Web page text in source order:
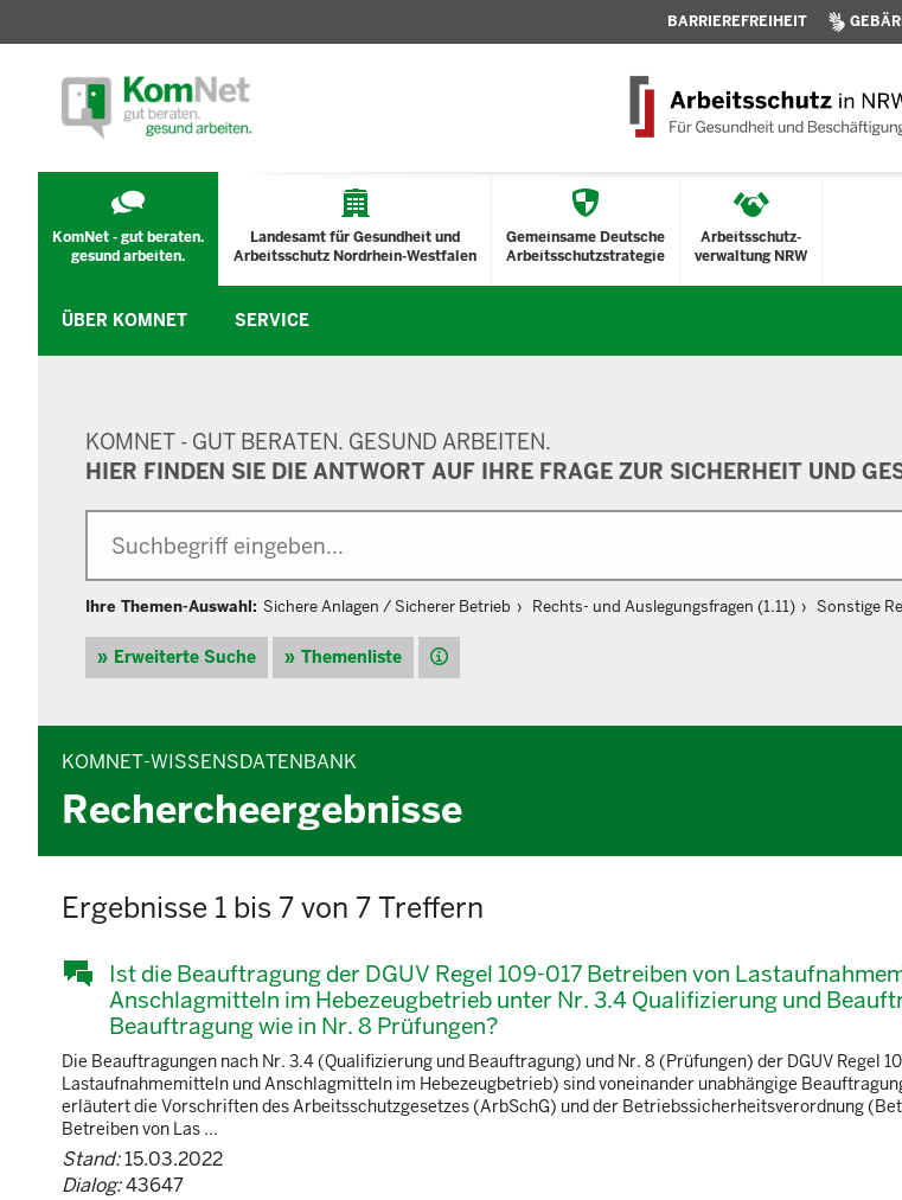
BARRIEREFREIHEIT
KomNet - gut beraten.
gesund arbeiten.
Landesamt für Gesundheit und
Arbeitsschutz Nordrhein-Westfalen
Gemeinsame Deutsche
Arbeitsschutzstrategie
Arbeitsschutz-
verwaltung NRW
ÜBER KOMNET SERVICE
KOMNET - GUT BERATEN. GESUND ARBEITEN.
HIER FINDEN SIE DIE ANTWORT AUF IHRE FRAGE ZUR SICHERHEIT UND
Ihre Themen-Auswahl: Sichere Anlagen / Sicherer Betrieb Rechts- und Auslegungsfragen (1.11) Sonstige
Erweiterte Suche Themenliste Hilfe
KOMNET-WISSENSDATENBANK
Rechercheergebnisse
Ergebnisse 1 bis 7 von 7 Treffern
Ist die Beauftragung der DGUV Regel 109-017 Betreiben von
Anschlagmitteln im Hebezeugbetrieb unter Nr. 3.4 Qualifizierung und
Beauftragung wie in Nr. 8 Prüfungen?
Die Beauftragungen nach Nr. 3.4 (Qualifizierung und Beauftragung) und Nr. 8 (Prüfungen) der DGUV Regel
Lastaufnahmemitteln und Anschlagmitteln im Hebezeugbetrieb) sind voneinander unabhängige
erläutert die Vorschriften des Arbeitsschutzgesetzes (ArbSchG) und der Betriebssicherheitsverordnung
Betreiben von Las ...
Stand:15.03.2022
Dialog:43647